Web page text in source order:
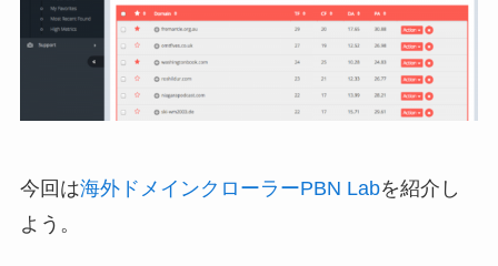
今回は海外ドメインクローラーPBN Labを紹介し
よう。